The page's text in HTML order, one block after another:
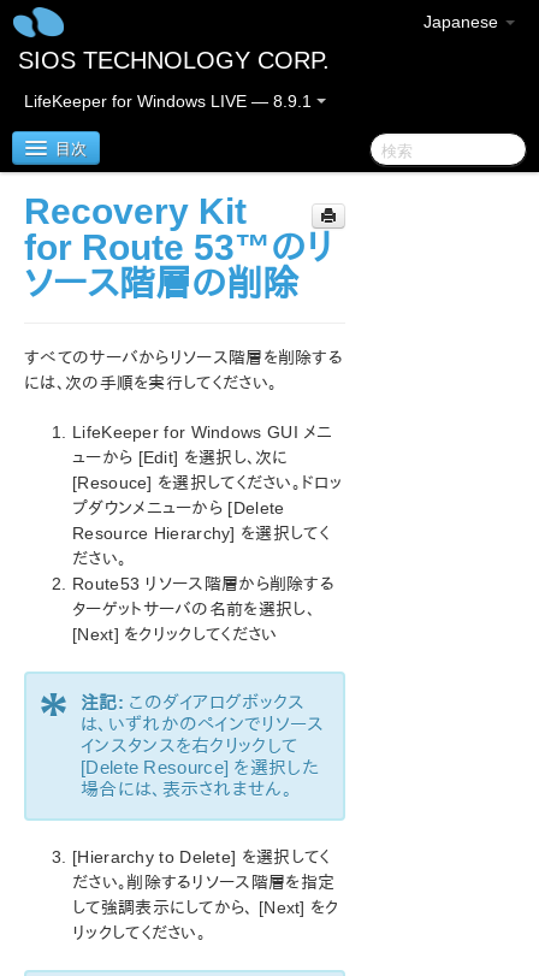
Japanese
SIOS TECHNOLOGY CORP.
LifeKeeper for Windows LIVE — 8.9.1
目次
LifeKeeper for Windows
LifeKeeper for Windows リリースノート
LifeKeeper for Windows インストレーションガイド
LifeKeeper for Windows テクニカルドキュメンテーショ
ン
総合メッセージカタログ
Recovery Kit for EC2™ 管理ガイド
Generic ARK for Load Balancer probe reply
LifeKeeper for Windows Microsoft SQL Server
Recovery Kit イントロダクション
LifeKeeper for Windows PostgreSQL Recovery Kit イン
トロダクション
LifeKeeper Oracle Recovery Kit イントロダクション
LifeKeeper Microsoft Internet Information Services
LifeKeeper Recovery Kit for Route 53™ 管理ガイド
Recovery Kit for Route 53™ の要件
Recovery Kit for Route 53™ の構成例
Recovery Kit
for Route 53™のリ
ソース階層の削除
すべてのサーバからリソース階層を削除する
には、次の手順を実行してください。
LifeKeeper for Windows GUI メニ
ューから [Edit] を選択し、次に
[Resouce] を選択してください。ドロッ
プダウンメニューから [Delete
Resource Hierarchy] を選択してく
ださい。
Route53 リソース階層から削除する
ターゲットサーバの名前を選択し、
[Next] をクリックしてください
* 注記: このダイアログボックス
は、いずれかのペインでリソース
インスタンスを右クリックして
[Delete Resource] を選択した
場合には、表示されません。
[Hierarchy to Delete] を選択してく
ださい。削除するリソース階層を指定
して強調表示にしてから、 [Next] をク
リックしてください。